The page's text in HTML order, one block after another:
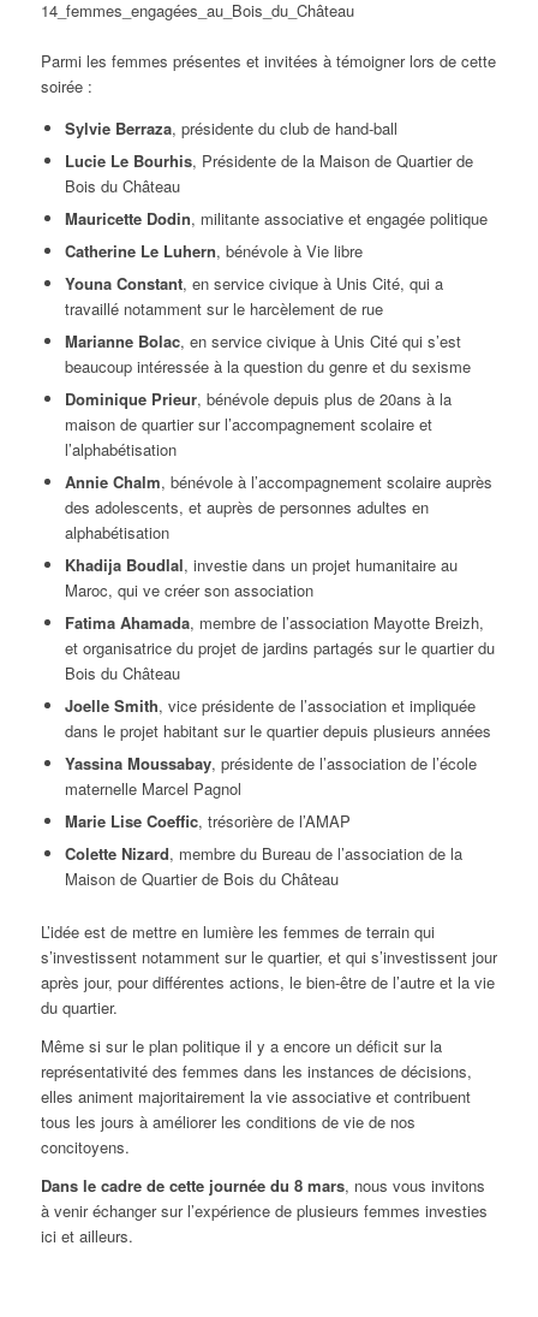
Parmi les femmes présentes et invitées à témoigner lors de cette
soirée :
Sylvie Berraza, présidente du club de hand-ball
Lucie Le Bourhis, Présidente de la Maison de Quartier de
Bois du Château
Mauricette Dodin, militante associative et engagée politique
Catherine Le Luhern, bénévole à Vie libre
Youna Constant, en service civique à Unis Cité, qui a
travaillé notamment sur le harcèlement de rue
Marianne Bolac, en service civique à Unis Cité qui s’est
beaucoup intéressée à la question du genre et du sexisme
Dominique Prieur, bénévole depuis plus de 20ans à la
maison de quartier sur l’accompagnement scolaire et
l’alphabétisation
Annie Chalm, bénévole à l’accompagnement scolaire auprès
des adolescents, et auprès de personnes adultes en
alphabétisation
Khadija Boudlal, investie dans un projet humanitaire au
Maroc, qui ve créer son association
Fatima Ahamada, membre de l’association Mayotte Breizh,
et organisatrice du projet de jardins partagés sur le quartier du
Bois du Château
Joelle Smith, vice présidente de l’association et impliquée
dans le projet habitant sur le quartier depuis plusieurs années
Yassina Moussabay, présidente de l’association de l’école
maternelle Marcel Pagnol
Marie Lise Coeffic, trésorière de l’AMAP
Colette Nizard, membre du Bureau de l’association de la
Maison de Quartier de Bois du Château
L’idée est de mettre en lumière les femmes de terrain qui
s’investissent notamment sur le quartier, et qui s’investissent jour
après jour, pour différentes actions, le bien-être de l’autre et la vie
du quartier.
Même si sur le plan politique il y a encore un déficit sur la
représentativité des femmes dans les instances de décisions,
elles animent majoritairement la vie associative et contribuent
tous les jours à améliorer les conditions de vie de nos
concitoyens.
Dans le cadre de cette journée du 8 mars, nous vous invitons
à venir échanger sur l’expérience de plusieurs femmes investies
ici et ailleurs.